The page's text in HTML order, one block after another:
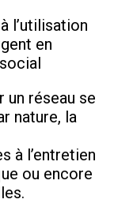
l’utilisation
en
un réseau se
nature, la
à l’entretien
ou encore